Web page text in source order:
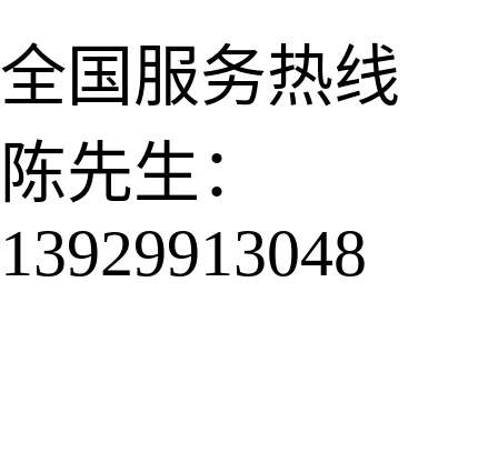
全国服务热线
陈先生：
13929913048